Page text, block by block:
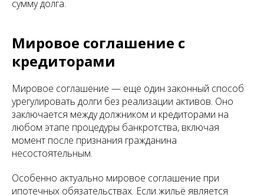
сумму долга.
Мировое соглашение с
кредиторами
Мировое соглашение — ещё один законный способ
урегулировать долги без реализации активов. Оно
заключается между должником и кредиторами на
любом этапе процедуры банкротства, включая
момент после признания гражданина
несостоятельным.
Особенно актуально мировое соглашение при
ипотечных обязательствах. Если жильё является